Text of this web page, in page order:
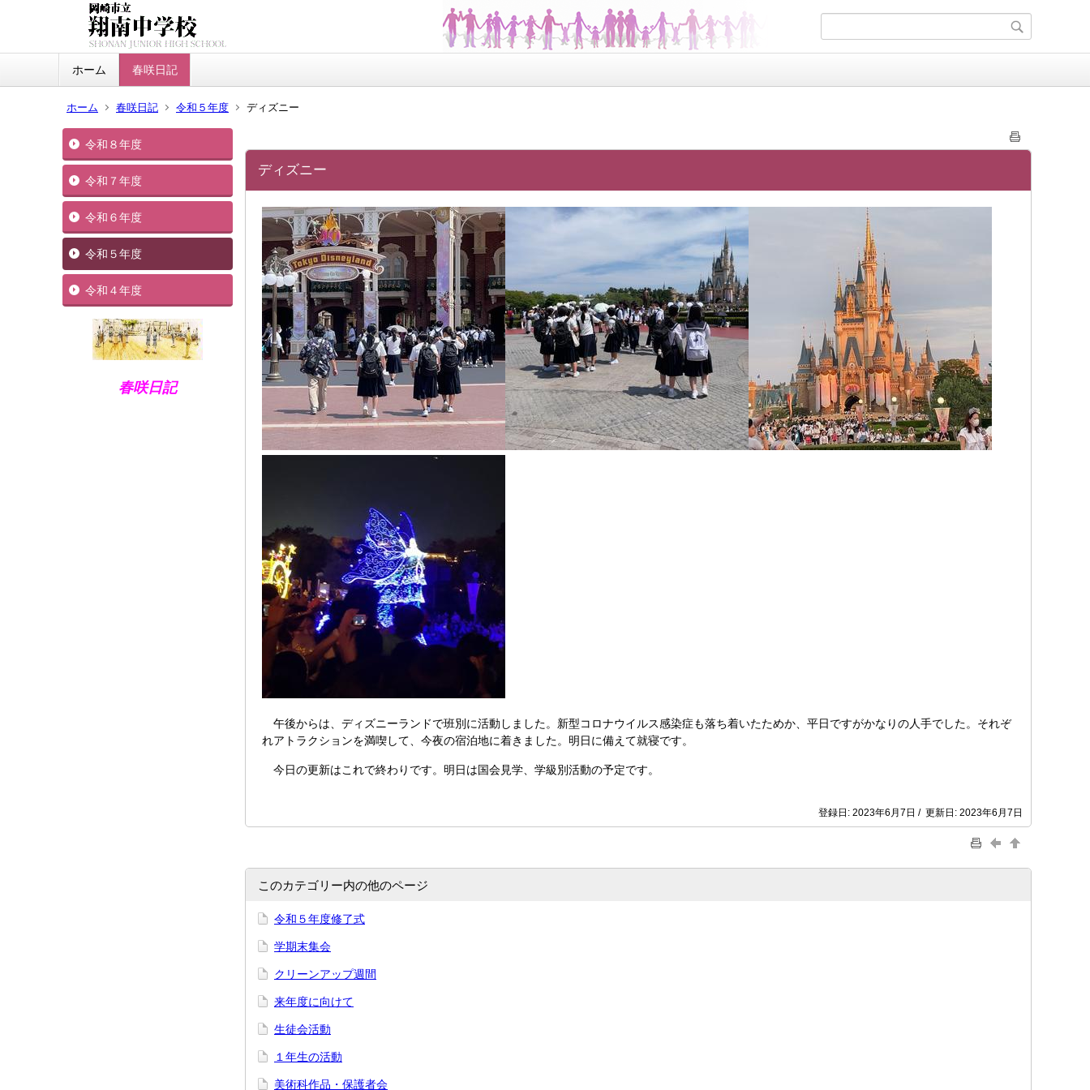
ホーム 春咲日記
ホーム 春咲日記 令和５年度 ディズニー
令和８年度
令和７年度
令和６年度
令和５年度
令和４年度
春咲日記
ディズニー
午後からは、ディズニーランドで班別に活動しました。新型コロナウイルス感染症も落ち着いたためか、平日ですがかなりの人手でした。それぞ
れアトラクションを満喫して、今夜の宿泊地に着きました。明日に備えて就寝です。
今日の更新はこれで終わりです。明日は国会見学、学級別活動の予定です。
登録日: 2023年6月7日 / 更新日: 2023年6月7日
このカテゴリー内の他のページ
令和５年度修了式
学期末集会
クリーンアップ週間
来年度に向けて
生徒会活動
１年生の活動
美術科作品・保護者会